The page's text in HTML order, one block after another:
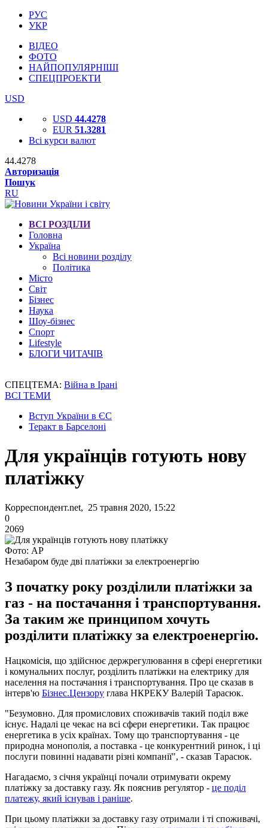
РУС
УКР
ВІДЕО
ФОТО
НАЙПОПУЛЯРНІШІ
СПЕЦПРОЕКТИ
USD
USD 44.4278
EUR 51.3281
Всі курси валют
44.4278
Авторизація
Пошук
RU
ВСІ РОЗДІЛИ
Головна
Україна
Всі новини розділу
Політика
Місто
Світ
Бізнес
Наука
Шоу-бізнес
Спорт
Lifestyle
БЛОГИ ЧИТАЧІВ
СПЕЦТЕМА: Війна в Ірані
ВСІ ТЕМИ
Вступ України в ЄС
Теракт в Барселоні
Для українців готують нову
платіжку
Корреспондент.net, 25 травня 2020, 15:22
0
2069
Фото: AP
Незабаром буде дві платіжки за електроенергію
З початку року розділили платіжки за
газ - на постачання і транспортування.
За таким же принципом хочуть
розділити платіжку за електроенергію.
Нацкомісія, що здійснює держрегулювання в сфері енергетики
і комунальних послуг, розділить платіжки на електрику для
населення на постачання і транспортування. Про це сказав в
інтерв'ю Бізнес.Цензору глава НКРЕКУ Валерій Тарасюк.
"Безумовно. Для промислових споживачів такий поділ вже
існує. Надалі це чекає на всі сфери енергетики. Так працює
енергетика в усіх країнах. Тому що транспортування - це
природна монополія, а поставка - це конкурентний ринок, і ці
послуги повинні надавати різні компанії", - сказав Тарасюк.
Нагадаємо, з січня українці почали отримувати окрему
платіжку за доставку газу. Як пояснив регулятор - це поділ
платежу, який існував і раніше.
При цьому платіжки за доставку газу отримали і ті споживачі,